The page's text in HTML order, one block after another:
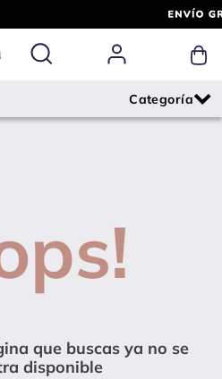
que buscas ya no se
disponible